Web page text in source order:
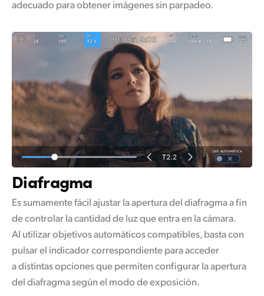
adecuado para obtener imágenes sin parpadeo.
Diafragma
Es sumamente fácil ajustar la apertura del diafragma a fin
de controlar la cantidad de luz que entra en la cámara.
Al utilizar objetivos automáticos compatibles, basta con
pulsar el indicador correspondiente para acceder
a distintas opciones que permiten configurar la apertura
del diafragma según el modo de exposición.